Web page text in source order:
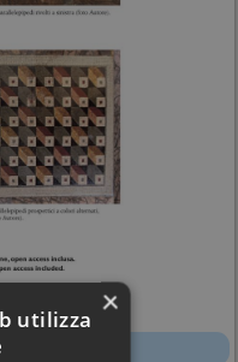
×
utilizza